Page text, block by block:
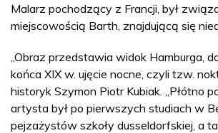
Malarz pochodzący z Francji, był
miejscowością Barth, znajdującą się
„Obraz przedstawia widok Hamburga,
końca XIX w. ujęcie nocne, czyli tzw.
historyk Szymon Piotr Kubiak. „Płótno
artysta był po pierwszych studiach w
pejzażystów szkoły dusseldorfskiej, a